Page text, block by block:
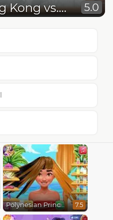
Sort my tiles King Kong vs. Godzilla 5.0
Polynesian Princess Real Haircuts 7.5